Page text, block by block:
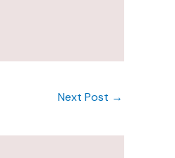
Next Post →